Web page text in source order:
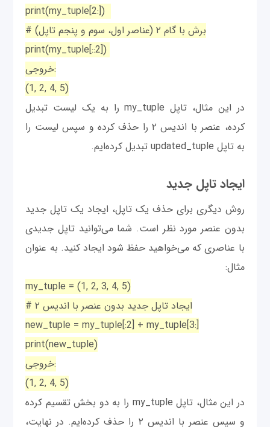
print(my_tuple[2:])
# برش با گام ۲ (عناصر اول، سوم و پنجم تاپل)
print(my_tuple[::2])
خروجی:
(1, 2, 4, 5)
در این مثال، تاپل my_tuple را به یک لیست تبدیل
کرده، عنصر با اندیس ۲ را حذف کرده و سپس لیست را
به تاپل updated_tuple تبدیل کرده‌ایم.
ایجاد تاپل جدید
روش دیگری برای حذف یک تاپل، ایجاد یک تاپل جدید
بدون عنصر مورد نظر است. شما می‌توانید تاپل جدیدی
با عناصری که می‌خواهید حفظ شود ایجاد کنید. به عنوان
مثال:
my_tuple = (1, 2, 3, 4, 5)
# ایجاد تاپل جدید بدون عنصر با اندیس ۲
new_tuple = my_tuple[:2] + my_tuple[3:]
print(new_tuple)
خروجی:
(1, 2, 4, 5)
در این مثال، تاپل my_tuple را به دو بخش تقسیم کرده
و سپس عنصر با اندیس ۲ را حذف کرده‌ایم. در نهایت،